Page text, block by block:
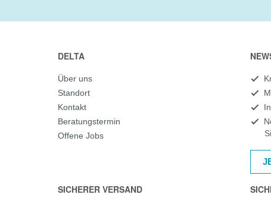
DELTA
Über uns
Standort
Kontakt
Beratungstermin
Offene Jobs
SICHERER VERSAND